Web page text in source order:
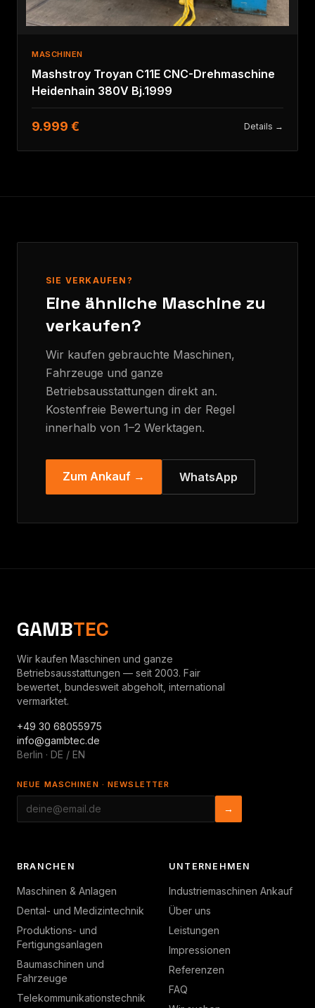
MASCHINEN
Mashstroy Troyan C11E CNC-Drehmaschine
Heidenhain 380V Bj.1999
9.999 € Details →
SIE VERKAUFEN?
Eine ähnliche Maschine zu
verkaufen?
Wir kaufen gebrauchte Maschinen,
Fahrzeuge und ganze
Betriebsausstattungen direkt an.
Kostenfreie Bewertung in der Regel
innerhalb von 1–2 Werktagen.
Zum Ankauf → WhatsApp
GAMBTEC
Wir kaufen Maschinen und ganze
Betriebsausstattungen — seit 2003. Fair
bewertet, bundesweit abgeholt, international
vermarktet.
+49 30 68055975
info@gambtec.de
Berlin · DE / EN
NEUE MASCHINEN · NEWSLETTER
→
BRANCHEN
Maschinen & Anlagen
Dental- und Medizintechnik
Produktions- und
Fertigungsanlagen
Baumaschinen und
Fahrzeuge
Telekommunikationstechnik
UNTERNEHMEN
Industriemaschinen Ankauf
Über uns
Leistungen
Impressionen
Referenzen
FAQ